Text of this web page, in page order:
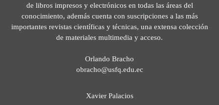
de libros impresos y electrónicos en todas las áreas del
conocimiento, además cuenta con suscripciones a las más
importantes revistas científicas y técnicas, una extensa colección
de materiales multimedia y acceso.
Orlando Bracho
obracho@usfq.edu.ec
Xavier Palacios